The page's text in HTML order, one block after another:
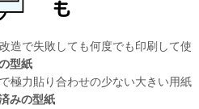
造で失敗しても何度でも印刷して使
型紙
極力貼り合わせの少ない大きい用紙
みの型紙